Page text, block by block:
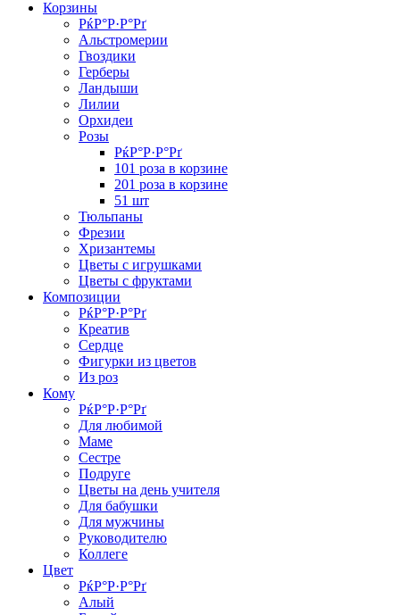
Корзины
РќР°Р·Р°Рґ
Альстромерии
Гвоздики
Герберы
Ландыши
Лилии
Орхидеи
Розы
РќР°Р·Р°Рґ
101 роза в корзине
201 роза в корзине
51 шт
Тюльпаны
Фрезии
Хризантемы
Цветы с игрушками
Цветы с фруктами
Композиции
РќР°Р·Р°Рґ
Креатив
Сердце
Фигурки из цветов
Из роз
Кому
РќР°Р·Р°Рґ
Для любимой
Маме
Сестре
Подруге
Цветы на день учителя
Для бабушки
Для мужчины
Руководителю
Коллеге
Цвет
РќР°Р·Р°Рґ
Алый